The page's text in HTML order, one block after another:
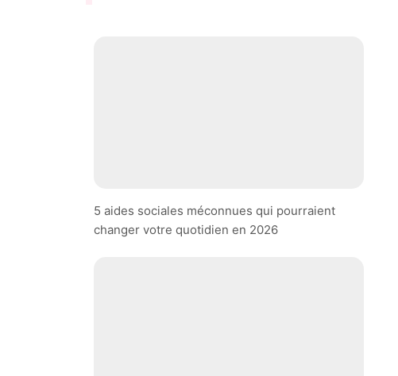
5 aides sociales méconnues qui pourraient
changer votre quotidien en 2026